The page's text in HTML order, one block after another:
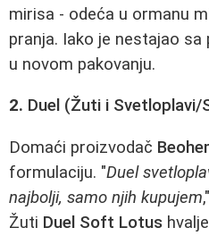
mirisa - odeća u ormanu
pranja. Iako je nestajao
u novom pakovanju.
2. Duel (Žuti i Svetloplavi/
Domaći proizvodač
formulaciju. "Duel
najbolji, samo njih kupujem
Žuti Duel Soft Lotus